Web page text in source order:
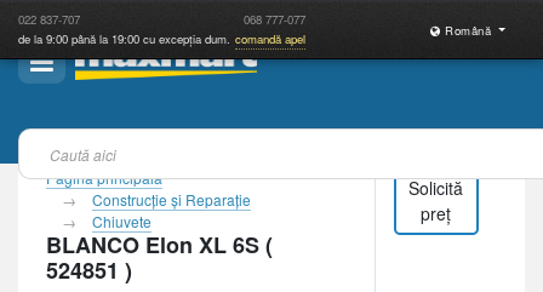
022 837-707 068 777-077
de la 9:00 până la 19:00 cu excepția dum. comandă apel
Română
Pagina principală
Construcţie şi Reparaţie
Chiuvete
BLANCO Elon XL 6S (
524851 )
Solicită
preț